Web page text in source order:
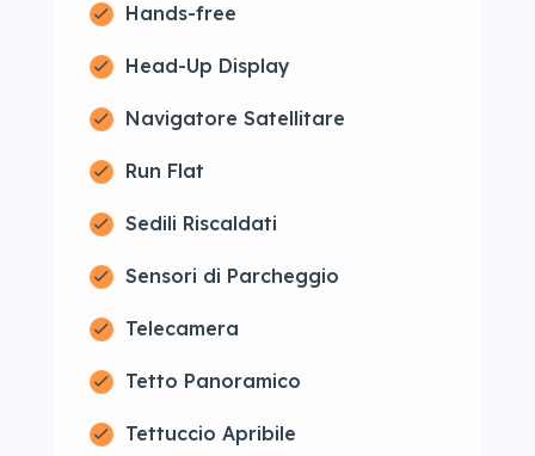
Hands-free
Head-Up Display
Navigatore Satellitare
Run Flat
Sedili Riscaldati
Sensori di Parcheggio
Telecamera
Tetto Panoramico
Tettuccio Apribile